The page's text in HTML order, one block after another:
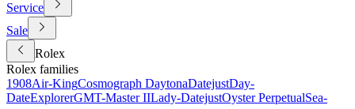
Service
Sale
Rolex
Rolex families
1908Air-KingCosmograph DaytonaDatejustDay-
DateExplorerGMT-Master IILady-DatejustOyster PerpetualSea-